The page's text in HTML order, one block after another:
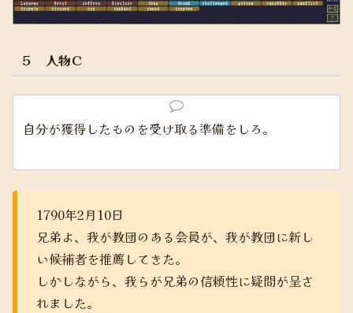
５ 人物Ｃ
自分が獲得したものを受け取る準備をしろ。
1790年2月10日
兄弟よ、我が教団のある会員が、我が教団に新し
い候補者を推薦してきた。
しかしながら、我らが兄弟の信頼性に疑問が呈さ
れました。